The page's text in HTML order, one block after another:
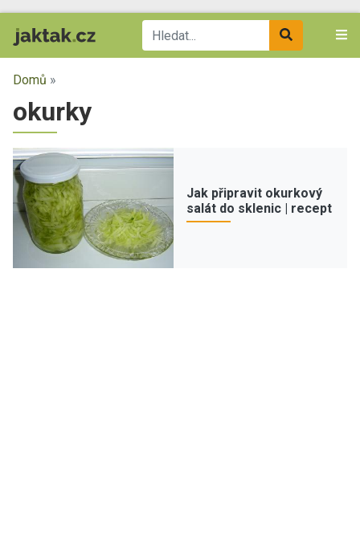
Domů »
okurky
Jak připravit okurkový
salát do sklenic | recept